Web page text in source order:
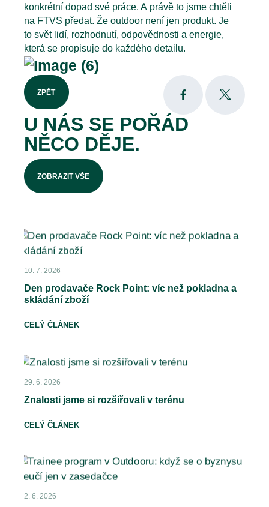
konkrétní dopad své práce. A právě to jsme chtěli
na FTVS předat. Že outdoor není jen produkt. Je
to svět lidí, rozhodnutí, odpovědnosti a energie,
která se propisuje do každého detailu.
ZPĚT
U NÁS SE POŘÁD
NĚCO DĚJE.
ZOBRAZIT VŠE
10. 7. 2026
Den prodavače Rock Point: víc než pokladna a
skládání zboží
CELÝ ČLÁNEK
29. 6. 2026
Znalosti jsme si rozšiřovali v terénu
CELÝ ČLÁNEK
2. 6. 2026